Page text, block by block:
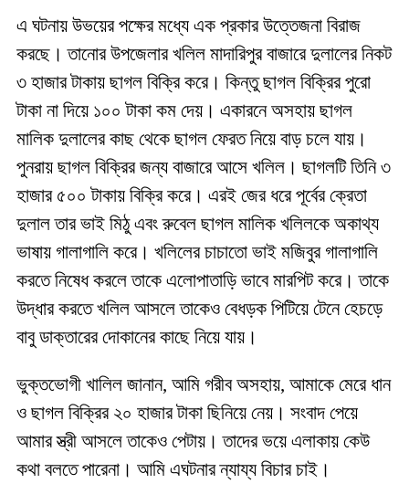
এ ঘটনায় উভয়ের পক্ষের মধ্যে এক প্রকার উত্তেজনা বিরাজ
করছে। তানোর উপজেলার খলিল মাদারিপুর বাজারে দুলালের নিকট
৩ হাজার টাকায় ছাগল বিক্রি করে। কিন্তু ছাগল বিক্রির পুরো
টাকা না দিয়ে ১০০ টাকা কম দেয়। একারনে অসহায় ছাগল
মালিক দুলালের কাছ থেকে ছাগল ফেরত নিয়ে বাড় চলে যায়।
পুনরায় ছাগল বিক্রির জন্য বাজারে আসে খলিল। ছাগলটি তিনি ৩
হাজার ৫০০ টাকায় বিক্রি করে। এরই জের ধরে পূর্বের ক্রেতা
দুলাল তার ভাই মিঠু এবং রুবেল ছাগল মালিক খলিলকে অকাথ্য
ভাষায় গালাগালি করে। খলিলের চাচাতো ভাই মজিবুর গালাগালি
করতে নিষেধ করলে তাকে এলোপাতাড়ি ভাবে মারপিট করে। তাকে
উদ্ধার করতে খলিল আসলে তাকেও বেধড়ক পিটিয়ে টেনে হেচড়ে
বাবু ডাক্তারের দোকানের কাছে নিয়ে যায়।
ভুক্তভোগী খালিল জানান, আমি গরীব অসহায়, আমাকে মেরে ধান
ও ছাগল বিক্রির ২০ হাজার টাকা ছিনিয়ে নেয়। সংবাদ পেয়ে
আমার স্ত্রী আসলে তাকেও পেটায়। তাদের ভয়ে এলাকায় কেউ
কথা বলতে পারেনা। আমি এঘটনার ন্যায্য বিচার চাই।